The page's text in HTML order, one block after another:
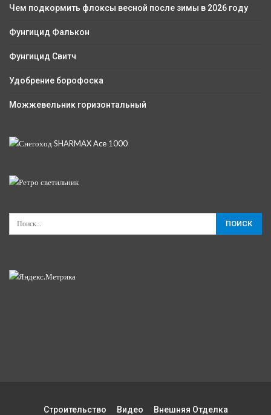
Чем подкормить флоксы весной после зимы в 2026 году
Фунгицид Фалькон
Фунгицид Свитч
Удобрение борофоска
Можжевельник горизонтальный
Строительство Видео Внешняя Отделка